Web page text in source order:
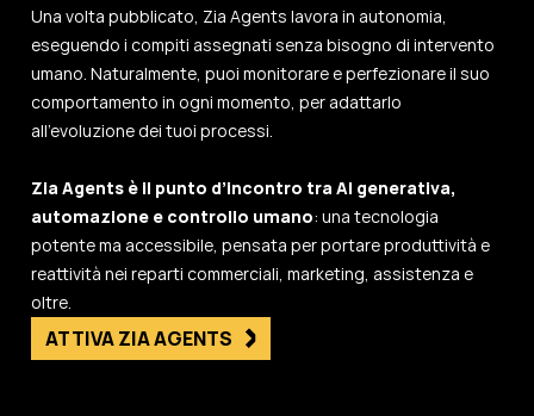
Una volta pubblicato, Zia Agents lavora in autonomia,
eseguendo i compiti assegnati senza bisogno di intervento
umano. Naturalmente, puoi monitorare e perfezionare il suo
comportamento in ogni momento, per adattarlo
all’evoluzione dei tuoi processi.
Zia Agents è il punto d’incontro tra AI generativa,
automazione e controllo umano: una tecnologia
potente ma accessibile, pensata per portare produttività e
reattività nei reparti commerciali, marketing, assistenza e
oltre.
ATTIVA ZIA AGENTS